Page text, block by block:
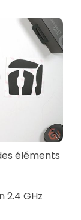
éléments
2.4 GHz